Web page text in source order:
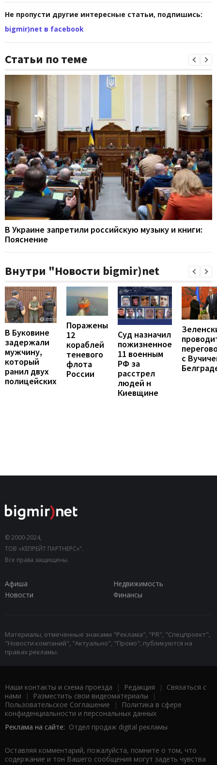
Не пропусти другие интересные статьи, подпишись:
bigmir)net в facebook
Статьи по теме
В Украине запретили российскую музыку и книги:
Пояснение
Внутри "Новости bigmir)net
В Буковине
задержали
мужчину,
который
ранил двух
полицейских
Поражены
12
кораблей
теневого
флота
России
Суд назначил
пожизненное
11 военным
РФ за
расстрел
людей н
Киевщине
с
© 2000-2024,
ТОВ «КЕПРЕЙТ ПАРТНЕРС»".
Все права защищены.
Афиша
Недвижимость
Новости
Финансы
Материалы, отмеченные знаками "Реклама", "PR", "Спецпроект",
"Новости компаний", "Актуально", "Промо", публикуются на
правах рекламы.
Наши контакты и схема проезда | Редакция | Связаться с
нами | Разместить свои видеоматериалы |
Пользовательское Соглашение |
Политика в сфере
конфиденциальности и персональных данных
Реклама на сайте: Отдел продаж digital рекламы
Оставляя комментарий, пожалуйста, помните о том, что
содержание и тон Вашего сообщения могут задеть чувства